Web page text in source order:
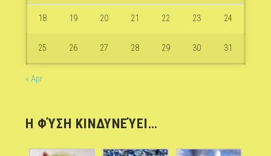
18 19 20 21 22 23 24
25 26 27 28 29 30 31
« Apr
Η ΦΎΣΗ ΚΙΝΔΥΝΕΎΕΙ…